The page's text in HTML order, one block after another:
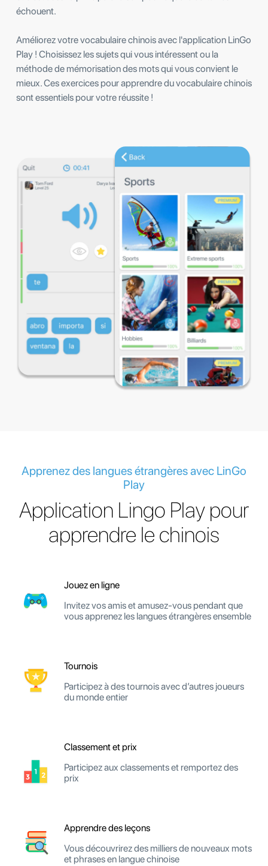
échouent.
Améliorez votre vocabulaire chinois avec l'application LinGo
Play ! Choisissez les sujets qui vous intéressent ou la
méthode de mémorisation des mots qui vous convient le
mieux. Ces exercices pour apprendre du vocabulaire chinois
sont essentiels pour votre réussite !
Apprenez des langues étrangères avec LinGo
Play
Application Lingo Play pour
apprendre le chinois
Jouez en ligne
Invitez vos amis et amusez-vous pendant que
vous apprenez les langues étrangères ensemble
Tournois
Participez à des tournois avec d’autres joueurs
du monde entier
Classement et prix
Participez aux classements et remportez des
prix
Apprendre des leçons
Vous découvrirez des milliers de nouveaux mots
et phrases en langue chinoise